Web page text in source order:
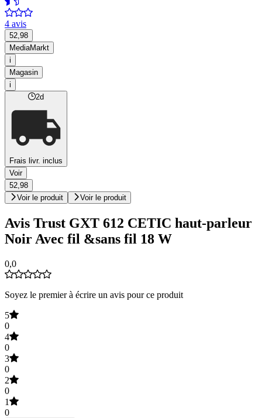
4 avis
52,98
MediaMarkt
i
Magasin
i
2d
Frais livr. inclus
Voir
52,98
Voir le produit
Voir le produit
Avis Trust GXT 612 CETIC haut-parleur
Noir Avec fil &sans fil 18 W
0,0
Soyez le premier à écrire un avis pour ce produit
5
0
4
0
3
0
2
0
1
0